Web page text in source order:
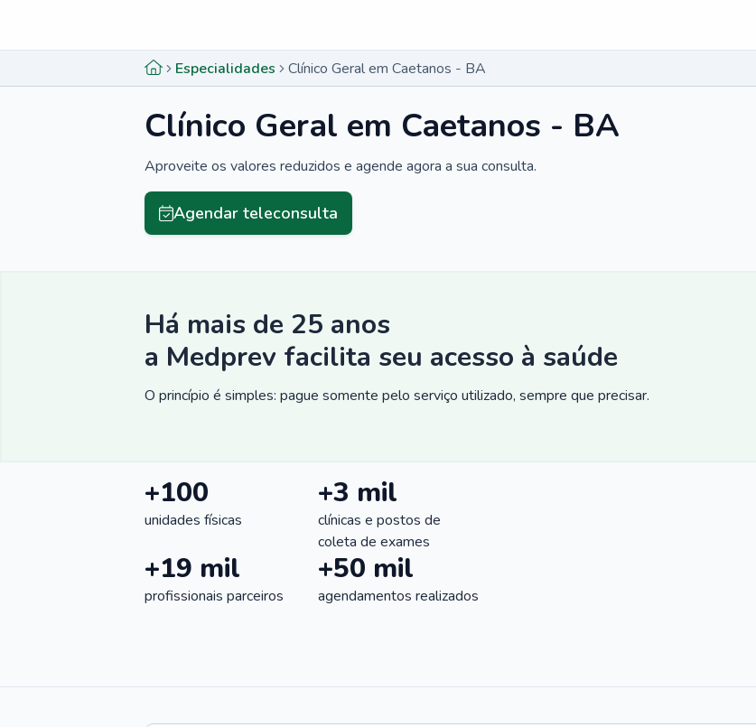
Especialidades Clínico Geral em Caetanos - BA
Clínico Geral em Caetanos - BA
Aproveite os valores reduzidos e agende agora a sua consulta.
Agendar teleconsulta
Há mais de 25 anos
a Medprev facilita seu acesso à saúde
O princípio é simples: pague somente pelo serviço utilizado, sempre que precisar.
+100
unidades físicas
+3 mil
clínicas e postos de
coleta de exames
+19 mil
profissionais parceiros
+50 mil
agendamentos realizados